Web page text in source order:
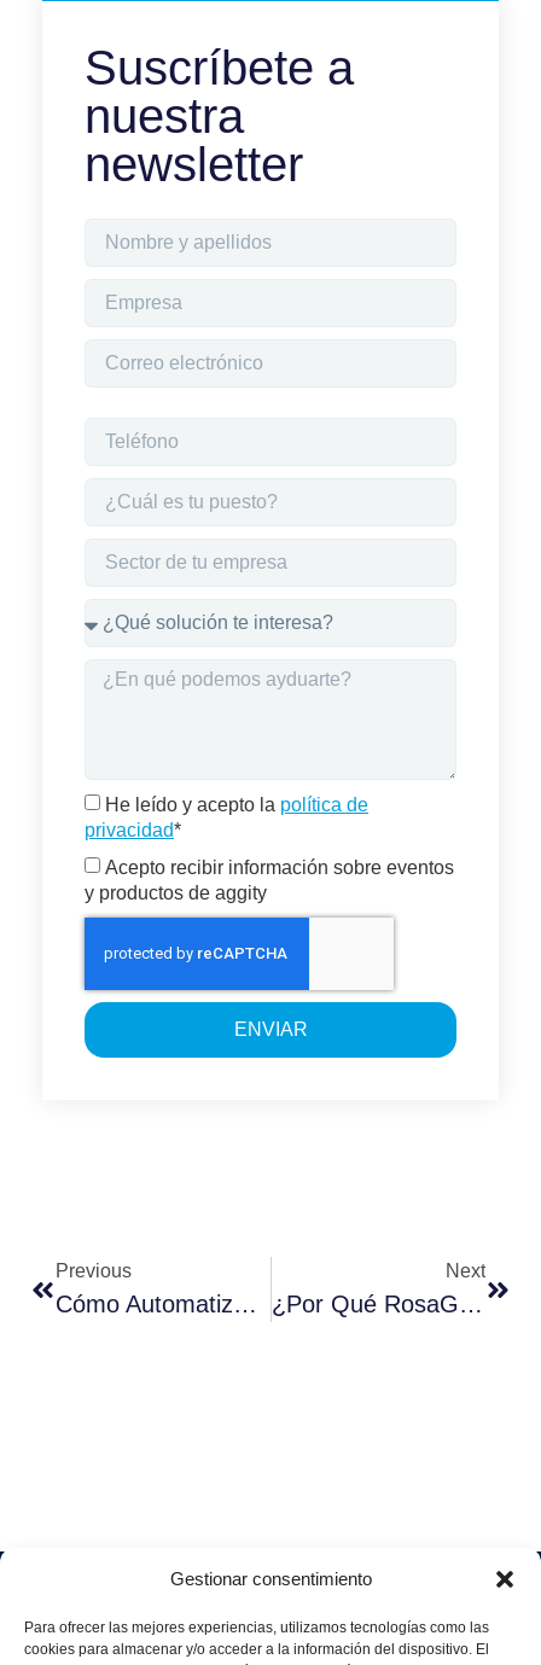
Gestionar consentimiento
Para ofrecer las mejores experiencias, utilizamos tecnologías como las
cookies para almacenar y/o acceder a la información del dispositivo. El
Suscríbete a
nuestra
newsletter
He leído y acepto la política de
privacidad*
Acepto recibir información sobre eventos
y productos de aggity
ENVIAR
Previous
Cómo Automatizar El Marketing Para Personalizar Experiencias
Next
¿Por Qué RosaGres Ha Elegido Social Opera MES Con Aggity?
Soluciones
Data
Industrial
Retail
Quiénes
Únete
legal
Política